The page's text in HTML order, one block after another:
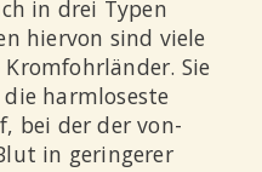
in drei Typen
hiervon sind viele
Sie
harmloseste
bei der der von-
in geringerer